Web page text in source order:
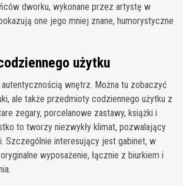
dworku, wykonane przez artystę w
one jego mniej znane, humorystyczne
użytku
wnętrz. Można tu zobaczyć
ale także przedmioty codziennego użytku z
zegary, porcelanowe zastawy, książki i
to tworzy niezwykły klimat, pozwalający
Szczególnie interesujący jest gabinet, w
wyposażenie, łącznie z biurkiem i